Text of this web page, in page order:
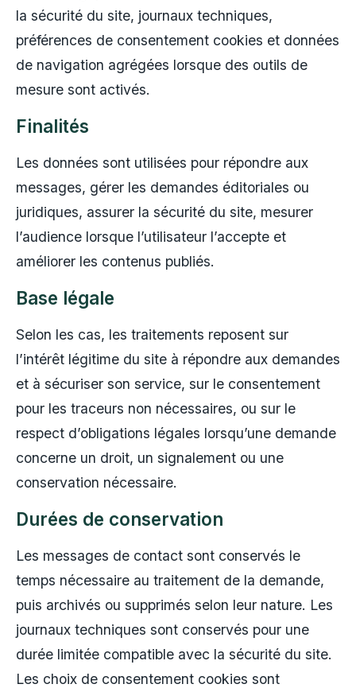
la sécurité du site, journaux techniques,
préférences de consentement cookies et données
de navigation agrégées lorsque des outils de
mesure sont activés.
Finalités
Les données sont utilisées pour répondre aux
messages, gérer les demandes éditoriales ou
juridiques, assurer la sécurité du site, mesurer
l’audience lorsque l’utilisateur l’accepte et
améliorer les contenus publiés.
Base légale
Selon les cas, les traitements reposent sur
l’intérêt légitime du site à répondre aux demandes
et à sécuriser son service, sur le consentement
pour les traceurs non nécessaires, ou sur le
respect d’obligations légales lorsqu’une demande
concerne un droit, un signalement ou une
conservation nécessaire.
Durées de conservation
Les messages de contact sont conservés le
temps nécessaire au traitement de la demande,
puis archivés ou supprimés selon leur nature. Les
journaux techniques sont conservés pour une
durée limitée compatible avec la sécurité du site.
Les choix de consentement cookies sont